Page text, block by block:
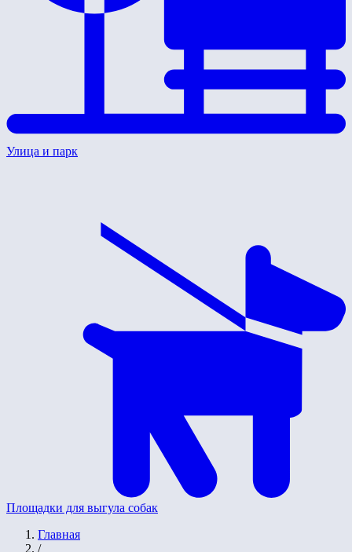
Улица и парк
Площадки для выгула собак
Главная
/